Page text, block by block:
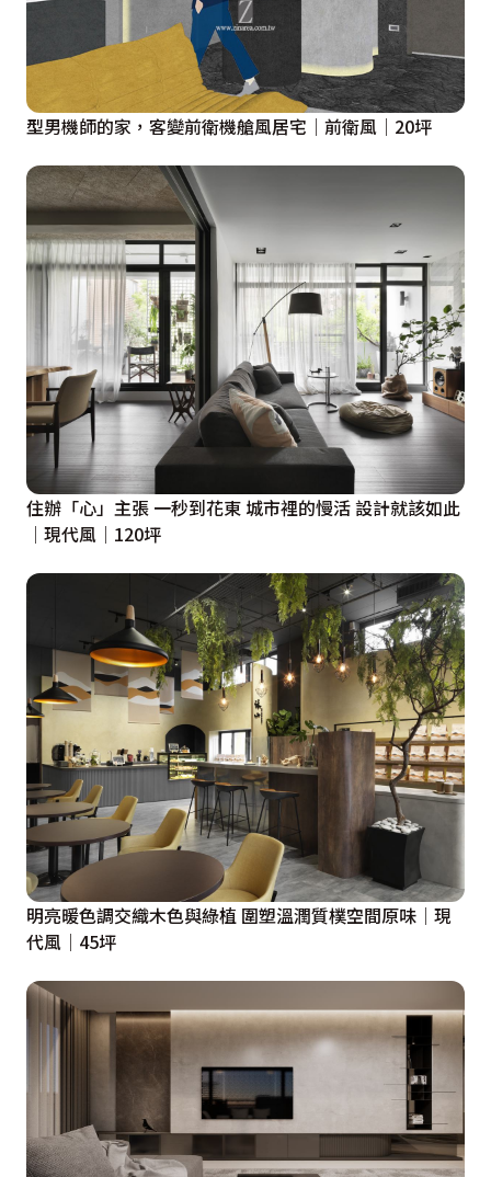
型男機師的家，客變前衛機艙風居宅│前衛風│20坪
住辦「心」主張 一秒到花東 城市裡的慢活 設計就該如此
│現代風│120坪
明亮暖色調交織木色與綠植 圍塑溫潤質樸空間原味│現
代風│45坪